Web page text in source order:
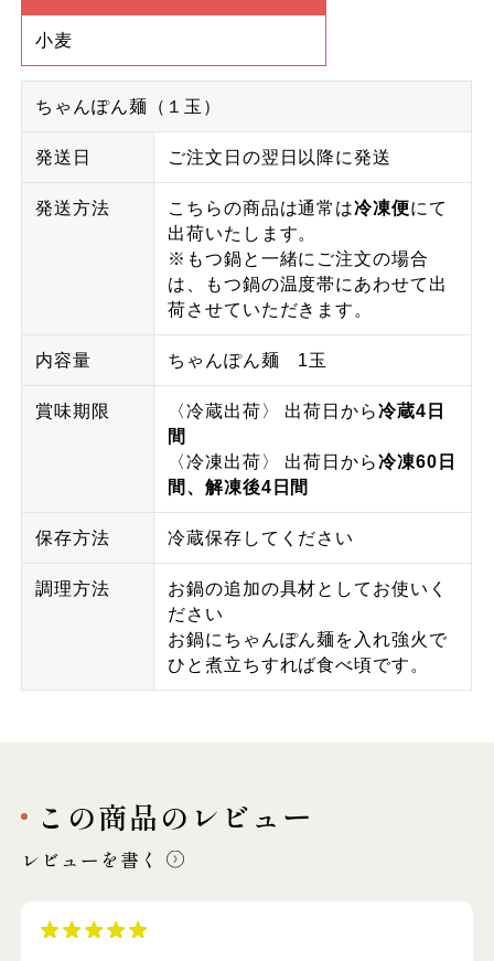
小麦
ちゃんぽん麺（１玉）
発送日 ご注文日の翌日以降に発送
発送方法 こちらの商品は通常は冷凍便にて
出荷いたします。
※もつ鍋と一緒にご注文の場合
は、もつ鍋の温度帯にあわせて出
荷させていただきます。
内容量 ちゃんぽん麺 1玉
賞味期限 〈冷蔵出荷〉 出荷日から冷蔵4日
間
〈冷凍出荷〉 出荷日から冷凍60日
間、解凍後4日間
保存方法 冷蔵保存してください
調理方法
お鍋の追加の具材としてお使いく
ださい
お鍋にちゃんぽん麺を入れ強火で
ひと煮立ちすれば食べ頃です。
この商品のレビュー
レビューを書く